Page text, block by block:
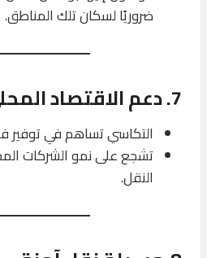
ضروريًا لسكان تلك المناطق.
7. دعم الاقتصاد
التكاسي تساهم في توفير
تشجع على نمو الشركات
النقل.